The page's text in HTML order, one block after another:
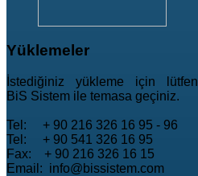
Yüklemeler
İstediğiniz yükleme için lütfen
BiS Sistem ile temasa geçiniz.
Tel: + 90 216 326 16 95 - 96
Tel: + 90 541 326 16 95
Fax: + 90 216 326 16 15
Email: info@bissistem.com